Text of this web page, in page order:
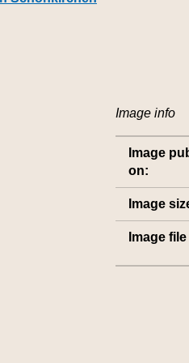
Image info
Image
on:
Image
Image